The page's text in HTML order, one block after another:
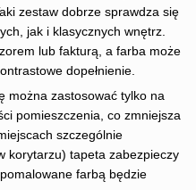
zestaw dobrze sprawdza się
jak i klasycznych wnętrz.
lub fakturą, a farba może
dopełnienie.
można zastosować tylko na
pomieszczenia, co zmniejsza
szczególnie
korytarzu) tapeta zabezpieczy
farbą będzie